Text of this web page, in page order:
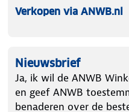
bandenmaat 245/75R16
✔
✔ Plastic opbergtas
✔ Montagehandleiding
Verkopen via ANWB.nl
Nieuwsbrief
Ja, ik wil de ANWB
en geef ANWB
benaderen over de